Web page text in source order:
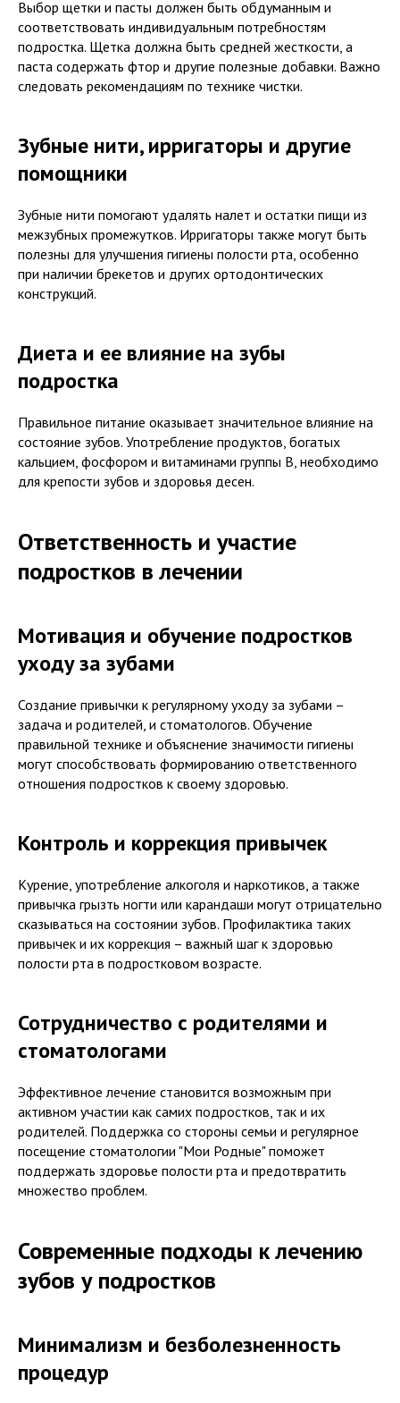
Выбор щетки и пасты должен быть обдуманным и
соответствовать индивидуальным потребностям
подростка. Щетка должна быть средней жесткости, а
паста содержать фтор и другие полезные добавки. Важно
следовать рекомендациям по технике чистки.
Зубные нити, ирригаторы и другие
помощники
Зубные нити помогают удалять налет и остатки пищи из
межзубных промежутков. Ирригаторы также могут быть
полезны для улучшения гигиены полости рта, особенно
при наличии брекетов и других ортодонтических
конструкций.
Диета и ее влияние на зубы
подростка
Правильное питание оказывает значительное влияние на
состояние зубов. Употребление продуктов, богатых
кальцием, фосфором и витаминами группы B, необходимо
для крепости зубов и здоровья десен.
Ответственность и участие
подростков в лечении
Мотивация и обучение подростков
уходу за зубами
Создание привычки к регулярному уходу за зубами –
задача и родителей, и стоматологов. Обучение
правильной технике и объяснение значимости гигиены
могут способствовать формированию ответственного
отношения подростков к своему здоровью.
Контроль и коррекция привычек
Курение, употребление алкоголя и наркотиков, а также
привычка грызть ногти или карандаши могут отрицательно
сказываться на состоянии зубов. Профилактика таких
привычек и их коррекция – важный шаг к здоровью
полости рта в подростковом возрасте.
Сотрудничество с родителями и
стоматологами
Эффективное лечение становится возможным при
активном участии как самих подростков, так и их
родителей. Поддержка со стороны семьи и регулярное
посещение стоматологии "Мои Родные" поможет
поддержать здоровье полости рта и предотвратить
множество проблем.
Современные подходы к лечению
зубов у подростков
Минимализм и безболезненность
процедур